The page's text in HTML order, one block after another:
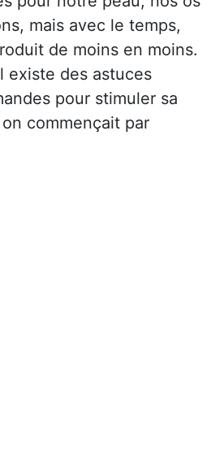
mais avec le temps,
de moins en moins.
existe des astuces
pour stimuler sa
commençait par